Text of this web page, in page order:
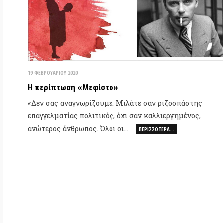
19 ΦΕΒΡΟΥΑΡΊΟΥ 2020
Η περίπτωση «Μεφίστο»
«Δεν σας αναγνωρίζουμε. Μιλάτε σαν ριζοσπάστης
επαγγελματίας πολιτικός, όχι σαν καλλιεργημένος,
ανώτερος άνθρωπος. Όλοι οι… ΠΕΡΙΣΣΌΤΕΡΑ…